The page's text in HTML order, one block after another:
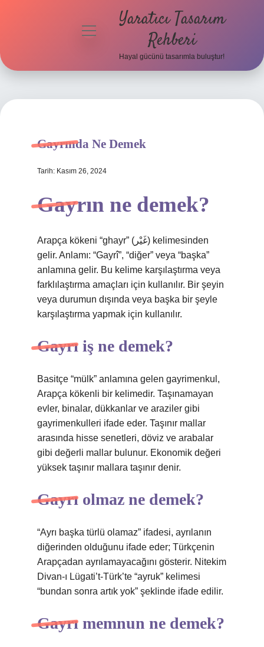
menüyü
Yaratıcı Tasarım
Rehberi
Hayal gücünü tasarımla buluştur!
Gayrında Ne Demek
Tarih: Kasım 26, 2024
Gayrın ne demek?
Arapça kökeni “ghayr” (غَيْر) kelimesinden
gelir. Anlamı: “Gayrî”, “diğer” veya “başka”
anlamına gelir. Bu kelime karşılaştırma veya
farklılaştırma amaçları için kullanılır. Bir şeyin
veya durumun dışında veya başka bir şeyle
karşılaştırma yapmak için kullanılır.
Gayrı iş ne demek?
Basitçe “mülk” anlamına gelen gayrimenkul,
Arapça kökenli bir kelimedir. Taşınamayan
evler, binalar, dükkanlar ve araziler gibi
gayrimenkulleri ifade eder. Taşınır mallar
arasında hisse senetleri, döviz ve arabalar
gibi değerli mallar bulunur. Ekonomik değeri
yüksek taşınır mallara taşınır denir.
Gayrı olmaz ne demek?
“Ayrı başka türlü olamaz” ifadesi, ayrılanın
diğerinden olduğunu ifade eder; Türkçenin
Arapçadan ayrılamayacağını gösterir. Nitekim
Divan-ı Lügati’t-Türk’te “ayruk” kelimesi
“bundan sonra artık yok” şeklinde ifade edilir.
Gayrı memnun ne demek?